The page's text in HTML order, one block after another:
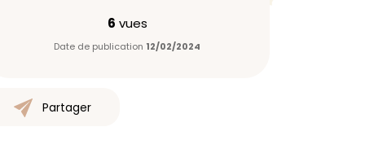
Anti-cerne
Yeux
Highlighter
6 vues
Date de publication 12/02/2024
Partager